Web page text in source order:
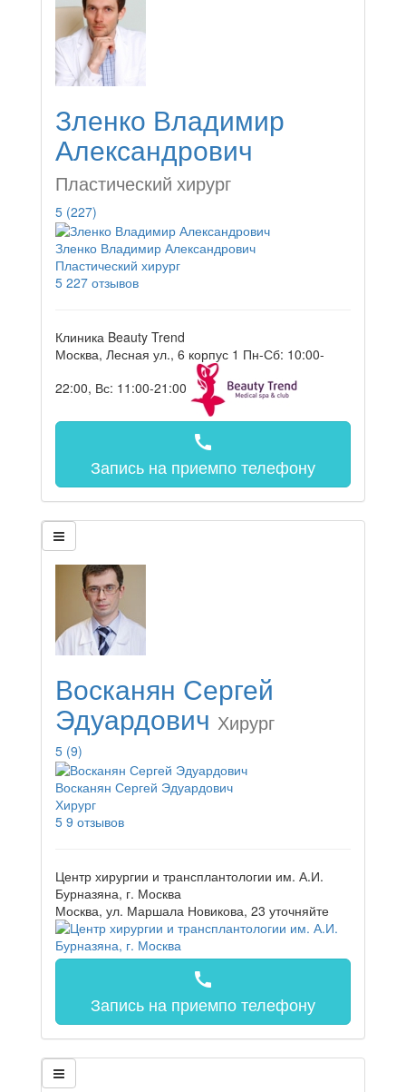
Зленко Владимир
Александрович
Пластический хирург
5 (227)
Зленко Владимир Александрович
Пластический хирург
5 227 отзывов
Клиника Beauty Trend
Москва, Лесная ул., 6 корпус 1 Пн-Сб: 10:00-
22:00, Вс: 11:00-21:00
call
Запись на приемпо телефону
Восканян Сергей
Эдуардович Хирург
5 (9)
Восканян Сергей Эдуардович
Хирург
5 9 отзывов
Центр хирургии и трансплантологии им. А.И.
Бурназяна, г. Москва
Москва, ул. Маршала Новикова, 23 уточняйте
call
Запись на приемпо телефону